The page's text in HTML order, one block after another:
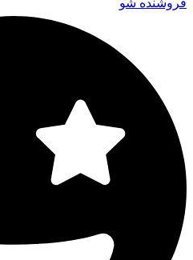
فروشنده شو